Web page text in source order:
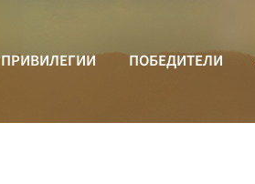
ПРИВИЛЕГИИ ПОБЕДИТЕЛИ